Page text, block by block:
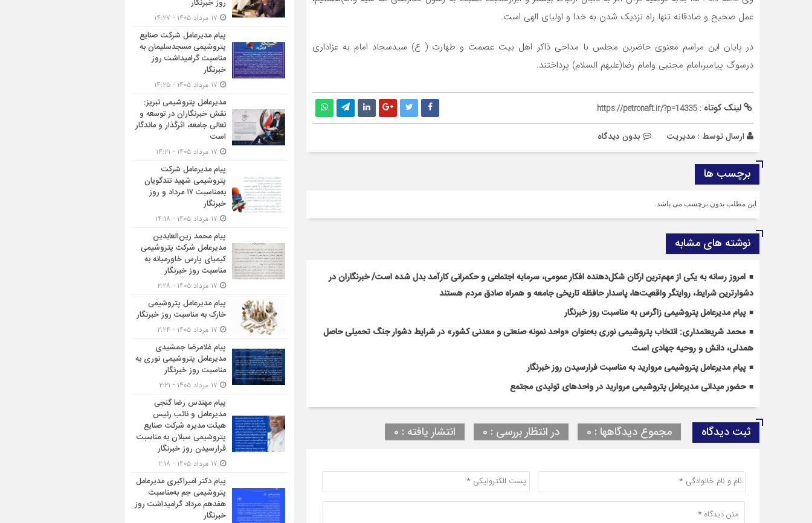
عمل صحیح و صادقانه تنها راه نزدیک شدن به خدا و اولیای الهی است.
در پایان این مراسم معنوی حاضرین مجلس با مداحی ذاکر اهل بیت عصمت و طهارت ( ع) سیدسجاد امام به عزاداری
درسوگ پیامبر،امام مجتبی وامام رضا(علیهم السلام) پرداختند.
لینک کوتاه :https://petronaft.ir/?p=14335
ارسال توسط : مدیریت بدون دیدگاه
برچسب ها
این مطلب بدون برچسب می باشد.
نوشته های مشابه
امروز رسانه به یکی از مهم‌ترین ارکان شکل‌دهنده افکار عمومی، سرمایه اجتماعی و حکمرانی کارآمد بدل شده است/ خبرنگاران در
دشوارترین شرایط، روایتگر واقعیت‌ها، پاسدار حافظه تاریخی جامعه و همراه صادق مردم هستند
پیام مدیرعامل پتروشیمی زاگرس به مناسبت روز خبرنگار
محمد شریعتمداری: انتخاب پتروشیمی نوری به‌عنوان «واحد نمونه صنعتی و معدنی کشور» در شرایط دشوار جنگ تحمیلی حاصل
همدلی، دانش و روحیه جهادی است
پیام مدیرعامل پتروشیمی مروارید به مناسبت فرارسیدن روز خبرنگار
حضور میدانی مدیرعامل پتروشیمی مروارید در واحدهای تولیدی مجتمع
ثبت دیدگاه مجموع دیدگاهها : 0 در انتظار بررسی : 0 انتشار یافته : 0
روز خبرنگار
پیام مدیرعامل شركت صنایع
پتروشیمی مسجدسلیمان به
مناسبت گرامیداشت روز
خبرنگار
مدیرعامل پتروشیمی تبریز:
نقش خبرنگاران در توسعه و
تعالی جامعه، اثرگذار و ماندگار
است
پیام مدیرعامل شرکت
پتروشیمی شهید تندگویان
به‌مناسبت ۱۷ مرداد و روز
خبرنگار
پیام محمد زین‌العابدین
مدیرعامل شرکت پتروشیمی
کیمیای پارس خاورمیانه به
مناسبت روز خبرنگار
پیام مدیرعامل پتروشیمی
خارک به مناسبت روز خبرنگار
پیام غلامرضا جمشیدی
مدیرعامل پتروشیمی نوری به
مناسبت روز خبرنگار
پیام مهندس رضا گنجی
مدیرعامل و نائب رئیس
هیئت مدیره شرکت صنایع
پتروشیمی سبلان به مناسبت
فرارسیدن روز خبرنگار
پیام دکتر امیراکبری مدیرعامل
پتروشیمی جم به‌مناسبت
هفدهم مرداد گرامیداشت روز
خبرنگار